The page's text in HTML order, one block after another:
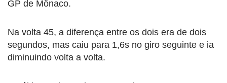
GP de Mônaco.
Na volta 45, a diferença entre os dois era de dois
segundos, mas caiu para 1,6s no giro seguinte e ia
diminuindo volta a volta.